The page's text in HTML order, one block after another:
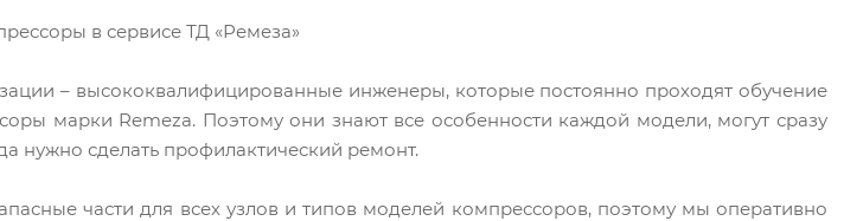
в сервисе ТД «Ремеза»
– высококвалифицированные инженеры, которые постоянно проходят обучение
марки Remeza. Поэтому они знают все особенности каждой модели, могут сразу
нужно сделать профилактический ремонт.
части для всех узлов и типов моделей компрессоров, поэтому мы оперативно